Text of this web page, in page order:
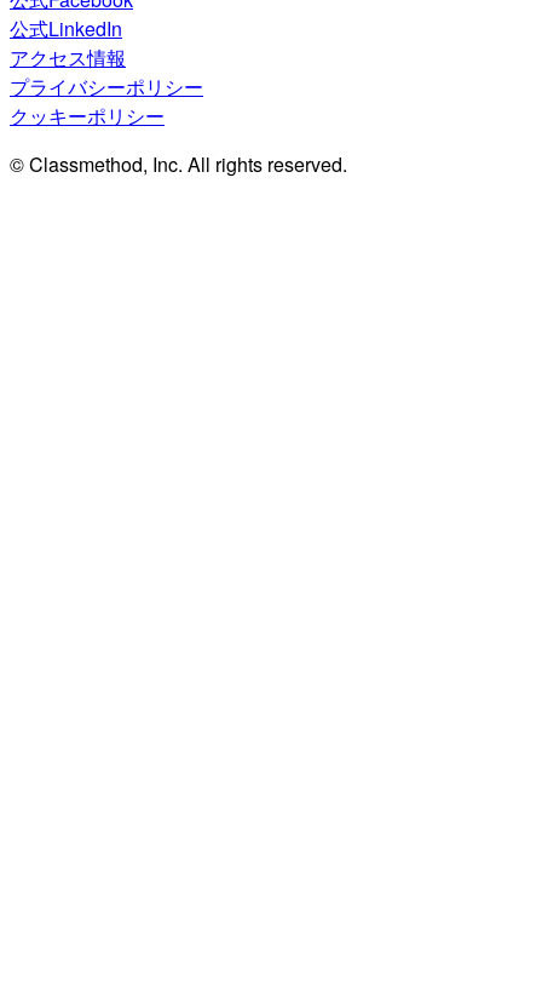
公式LinkedIn
アクセス情報
プライバシーポリシー
クッキーポリシー
© Classmethod, Inc. All rights reserved.